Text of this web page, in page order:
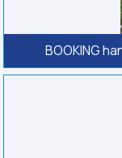
BOOKING